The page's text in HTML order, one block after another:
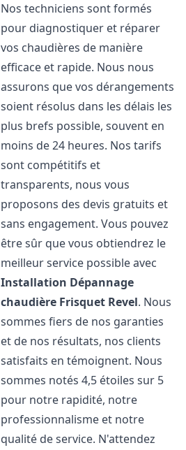
Nos techniciens sont formés
pour diagnostiquer et réparer
vos chaudières de manière
efficace et rapide. Nous nous
assurons que vos dérangements
soient résolus dans les délais les
plus brefs possible, souvent en
moins de 24 heures. Nos tarifs
sont compétitifs et
transparents, nous vous
proposons des devis gratuits et
sans engagement. Vous pouvez
être sûr que vous obtiendrez le
meilleur service possible avec
Installation Dépannage
chaudière Frisquet Revel. Nous
sommes fiers de nos garanties
et de nos résultats, nos clients
satisfaits en témoignent. Nous
sommes notés 4,5 étoiles sur 5
pour notre rapidité, notre
professionnalisme et notre
qualité de service. N'attendez